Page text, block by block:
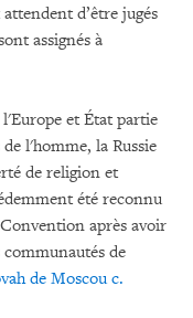
attendent d’être jugés
assignés à
et État partie
l'homme, la Russie
de religion et
été reconnu
après avoir
communautés de
de Moscou c.